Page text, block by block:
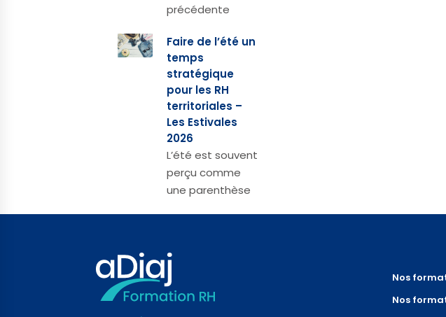
précédente
Faire de l’été un
temps
stratégique
pour les RH
territoriales –
Les Estivales
2026
L’été est souvent
perçu comme
une parenthèse
Nos
Nos